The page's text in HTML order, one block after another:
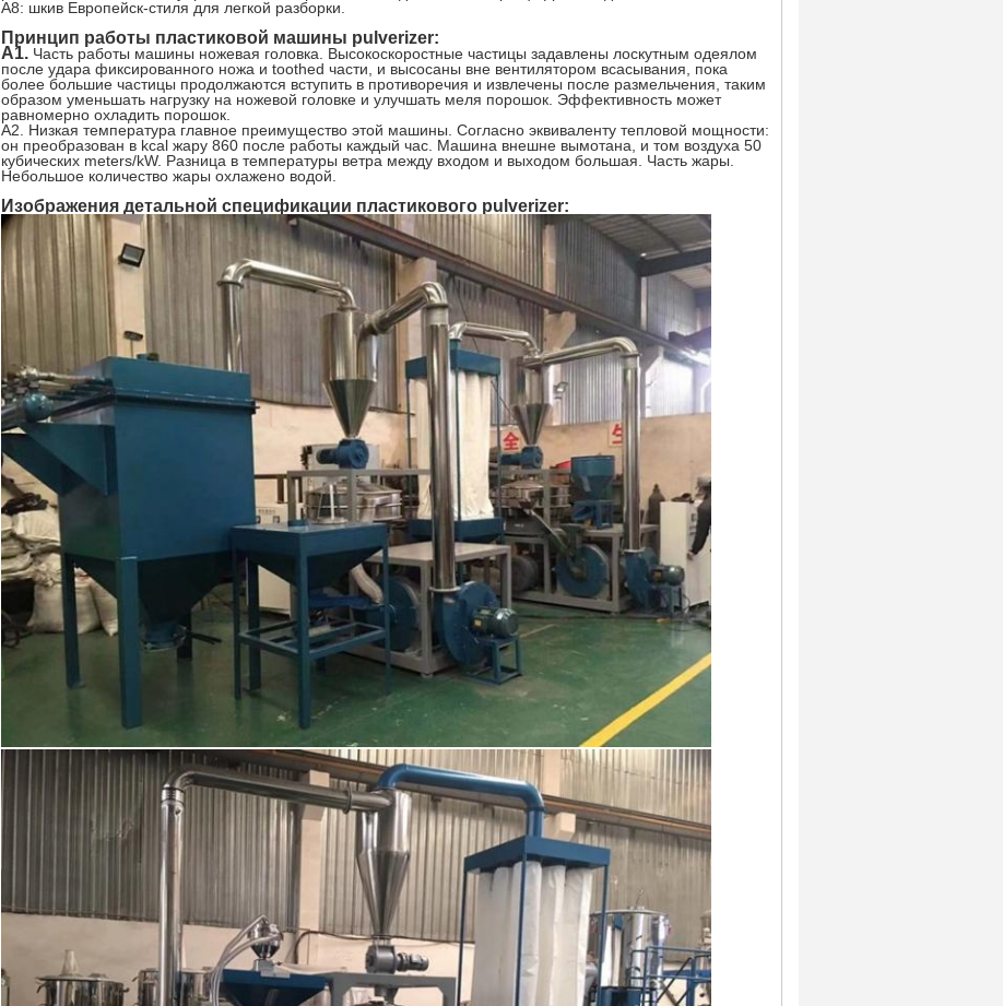
A8: шкив Европейск-стиля для легкой разборки.
Принцип работы пластиковой машины pulverizer:
A1. Часть работы машины ножевая головка. Высокоскоростные частицы задавлены лоскутным одеялом
после удара фиксированного ножа и toothed части, и высосаны вне вентилятором всасывания, пока
более большие частицы продолжаются вступить в противоречия и извлечены после размельчения, таким
образом уменьшать нагрузку на ножевой головке и улучшать меля порошок. Эффективность может
равномерно охладить порошок.
A2. Низкая температура главное преимущество этой машины. Согласно эквиваленту тепловой мощности:
он преобразован в kcal жару 860 после работы каждый час. Машина внешне вымотана, и том воздуха 50
кубических meters/kW. Разница в температуры ветра между входом и выходом большая. Часть жары.
Небольшое количество жары охлажено водой.
Изображения детальной спецификации пластикового pulverizer: